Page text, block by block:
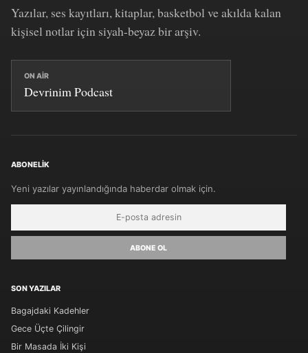
Yazılar, ses kayıtları, kitaplar, basketbol ve akılda kalan
kişisel notlar için siyah-beyaz bir arşiv.
ON AIR
Devrinim Podcast
ABONELIK
Yeni yazılar yayınlandığında haberdar olmak için.
ABONE OL
SON YAZILAR
Bagajdaki Kadehler
Gece Üçte Çilingir
Bir Masada İki Kişi